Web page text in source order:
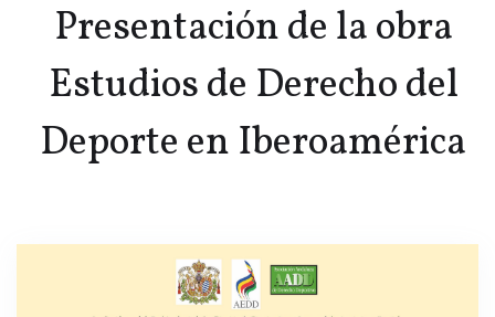
Presentación de la obra
Estudios de Derecho del
Deporte en Iberoamérica